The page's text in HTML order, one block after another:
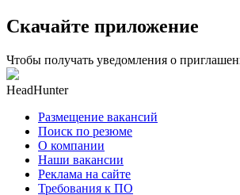
Скачайте приложение
Чтобы получать уведомления о
HeadHunter
Размещение вакансий
Поиск по резюме
О компании
Наши вакансии
Реклама на сайте
Требования к ПО